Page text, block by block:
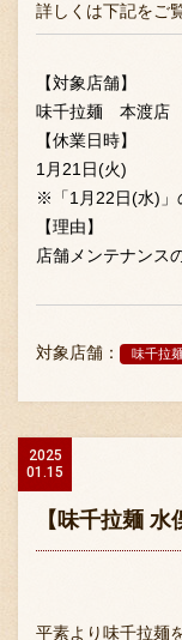
詳しくは下記をご
【対象店舗】
味千拉麺 本渡店
【休業日時】
1月21日(火)
※「1月22日(水)」
【理由】
店舗メンテナンス
対象店舗： 味千拉
2025
01.15
【味千拉麺
平素より味千拉麺